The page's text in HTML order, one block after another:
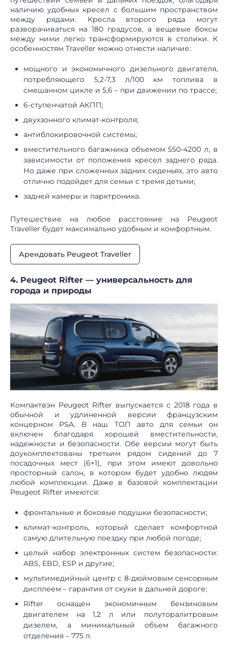
наличию удобных кресел с большим пространством
между рядами. Кресла второго ряда могут
разворачиваться на 180 градусов, а вещевые боксы
между ними легко трансформируются в столики. К
особенностям Traveller можно отнести наличие:
мощного и экономичного дизельного двигателя,
потребляющего 5,2-7,3 л/100 км топлива в
смешанном цикле и 5,6 – при движении по трассе;
6-ступенчатой АКПП;
двухзонного климат-контроля;
антиблокировочной системы;
вместительного багажника объемом 550-4200 л, в
зависимости от положения кресел заднего ряда.
Но даже при сложенных задних сиденьях, это авто
отлично подойдет для семьи с тремя детьми;
задней камеры и парктроника.
Путешествие на любое расстояние на Peugeot
Traveller будет максимально удобным и комфортным.
Арендовать Peugeot Traveller
4. Peugeot Rifter — универсальность для
города и природы
Компактвэн Peugeot Rifter выпускается с 2018 года в
обычной и удлиненной версии французским
концерном PSA. В наш ТОП авто для семьи он
включен благодаря хорошей вместительности,
надежности и безопасности. Обе версии могут быть
доукомплектованы третьим рядом сидений до 7
посадочных мест (6+1), при этом имеют довольно
просторный салон, в котором будет удобно людям
любой комплекции. Даже в базовой комплектации
Peugeot Rifter имеются:
фронтальные и боковые подушки безопасности;
климат-контроль, который сделает комфортной
самую длительную поездку при любой погоде;
целый набор электронных систем безопасности:
ABS, EBD, ESP и другие;
мультимедийный центр с 8-дюймовым сенсорным
дисплеем – гарантия от скуки в дальней дороге;
Rifter оснащен экономичным бензиновым
двигателем на 1,2 л или полуторалитровым
дизелем, а минимальный объем багажного
отделения – 775 л.